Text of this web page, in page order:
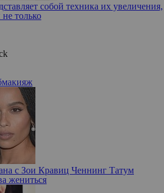
собой техника их увеличения,
только
макияж
с Зои Кравиц Ченнинг Татум
жениться